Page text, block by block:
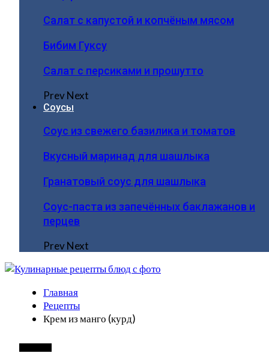
Салат с капустой и копчёным мясом
Бибим Гуксу
Салат с персиками и прошутто
PrevNext
Соусы
Соус из свежего базилика и томатов
Вкусный маринад для шашлыка
Гранатовый соус для шашлыка
Соус-паста из запечённых баклажанов и
перцев
PrevNext
Главная
Рецепты
Крем из манго (курд)